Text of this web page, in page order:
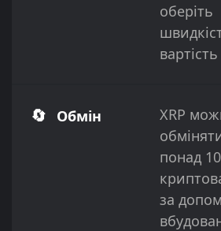
оберіть
вартість
🔄 Обмін
XRP
понад
за